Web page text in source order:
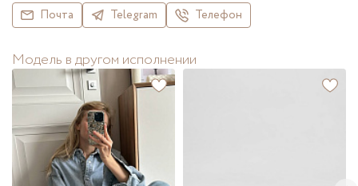
Почта
Telegram Телефон
Модель в другом исполнении